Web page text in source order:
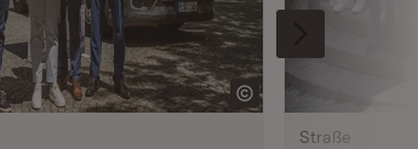
Straße